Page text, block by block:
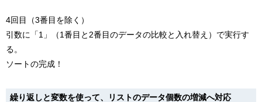
4回目（3番目を除く）
引数に「1」（1番目と2番目のデータの比較と入れ替え）で実行す
る。
ソートの完成！
繰り返しと変数を使って、リストのデータ個数の増減へ対応